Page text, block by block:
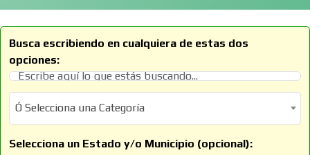
Busca escribiendo en cualquiera de estas dos
opciones:
Ó Selecciona una Categoría
Ó Selecciona una Categoría
Selecciona un Estado y/o Municipio (opcional):